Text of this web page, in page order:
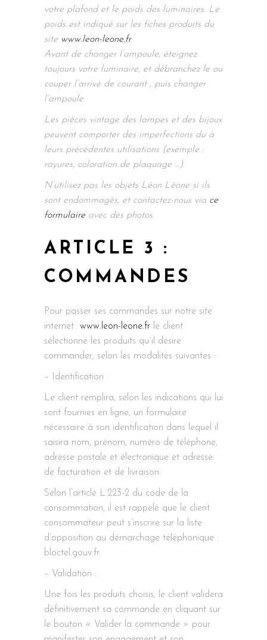
votre plafond et le poids des luminaires. Le
poids est indiqué sur les fiches produits du
site www.leon-leone.fr
Avant de changer l’ampoule, éteignez
toujours votre luminaire, et débranchez le ou
couper l’arrivé de courant , puis changer
l’ampoule.
Les pièces vintage des lampes et des bijoux
peuvent comporter des imperfections du à
leurs précédentes utilisations (exemple :
rayures, coloration de plaquage …)
N’utilisez pas les objets Léon Léone si ils
sont endommagés, et contactez-nous via ce
formulaire avec des photos.
ARTICLE 3 :
COMMANDES
Pour passer ses commandes sur notre site
internet www.leon-leone.fr le client
sélectionne les produits qu´il désire
commander, selon les modalités suivantes :
– Identification :
Le client remplira, selon les indications qui lui
sont fournies en ligne, un formulaire
nécessaire à son identification dans lequel il
saisira nom, prénom, numéro de téléphone,
adresse postale et électronique et adresse
de facturation et de livraison.
Selon l’article L.223-2 du code de la
consommation, il est rappelé que le client
consommateur peut s’inscrire sur la liste
d’opposition au démarchage téléphonique :
bloctel.gouv.fr
– Validation :
Une fois les produits choisis, le client validera
définitivement sa commande en cliquant sur
le bouton « Valider la commande » pour